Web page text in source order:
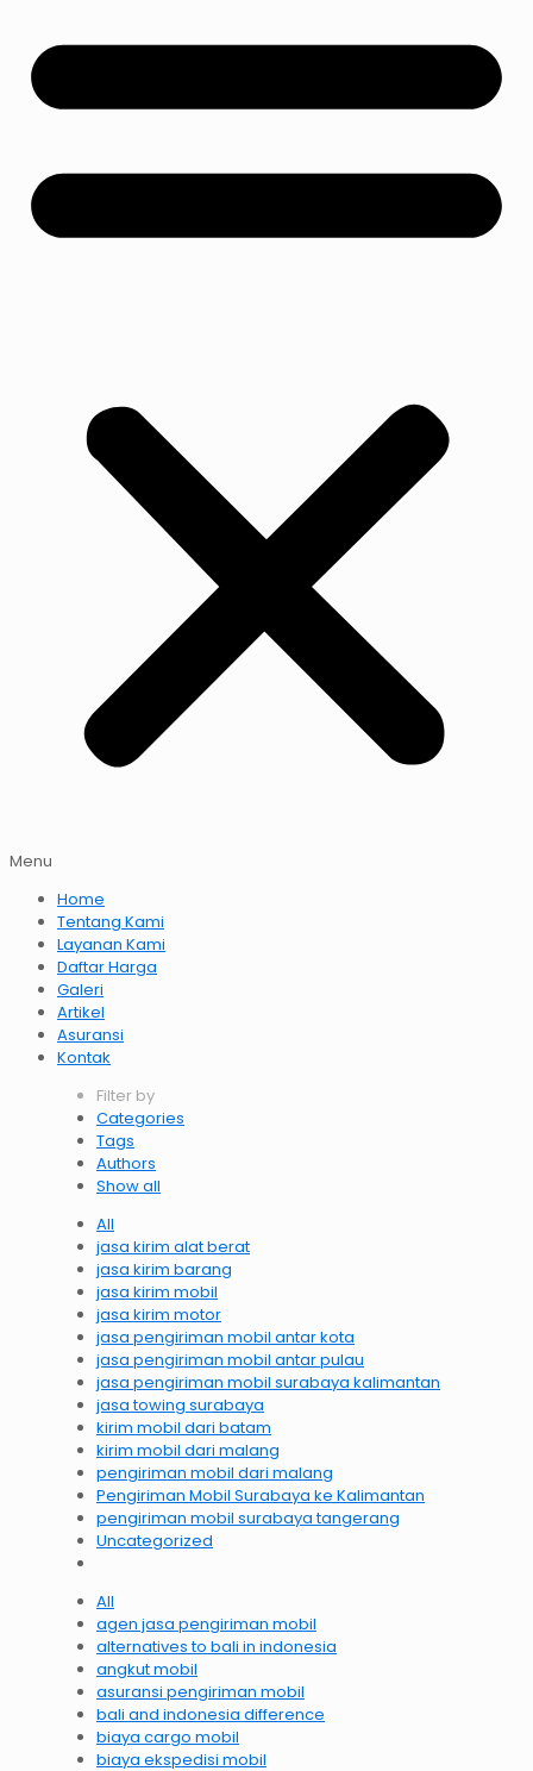
Menu
Home
Tentang Kami
Layanan Kami
Daftar Harga
Galeri
Artikel
Asuransi
Kontak
Filter by
Categories
Tags
Authors
Show all
All
jasa kirim alat berat
jasa kirim barang
jasa kirim mobil
jasa kirim motor
jasa pengiriman mobil antar kota
jasa pengiriman mobil antar pulau
jasa pengiriman mobil surabaya kalimantan
jasa towing surabaya
kirim mobil dari batam
kirim mobil dari malang
pengiriman mobil dari malang
Pengiriman Mobil Surabaya ke Kalimantan
pengiriman mobil surabaya tangerang
Uncategorized
All
agen jasa pengiriman mobil
alternatives to bali in indonesia
angkut mobil
asuransi pengiriman mobil
bali and indonesia difference
biaya cargo mobil
biaya ekspedisi mobil